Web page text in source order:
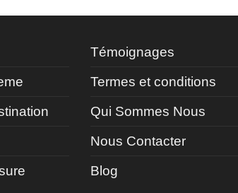
Témoignages
Termes et conditions
Qui Sommes Nous
Nous Contacter
Blog